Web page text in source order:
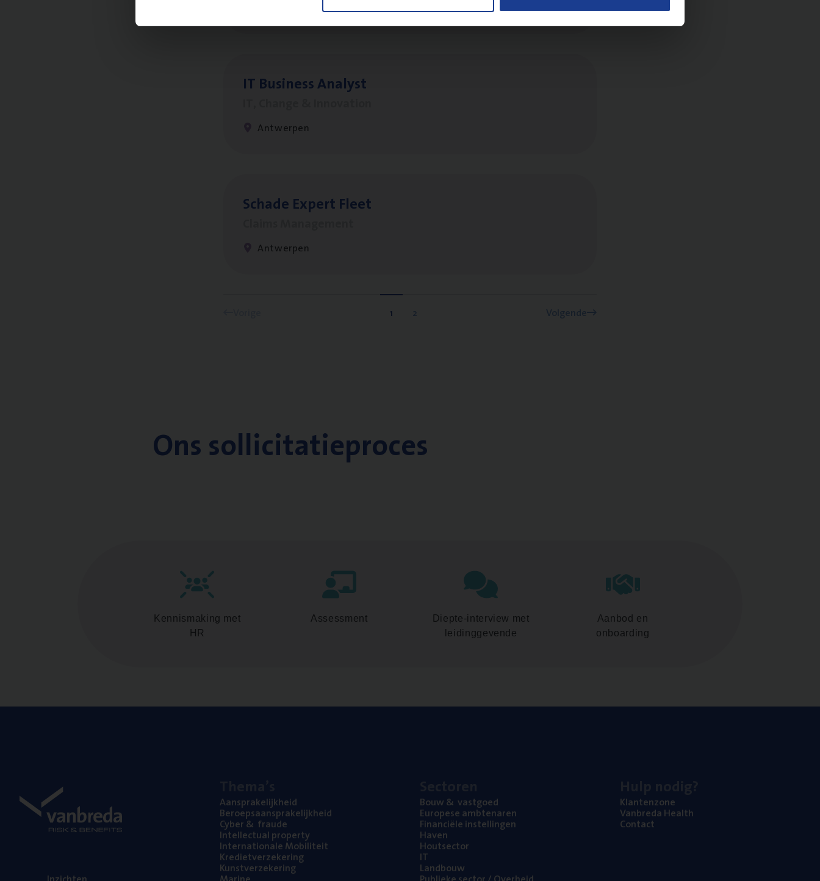
IT Busi­ness Analyst
Antwerpen
Scha­de Expert Fleet
Antwerpen
1 2 Volgende
Ons sollicitatieproces
Kennismaking met
HR
Assessment
Diepte-interview met
leidinggevende
Aanbod en
onboarding
Aan­spra­ke­lijk­heid
Beroeps­aan­spra­ke­lijk­heid
Cyber& fraude
Intel­lec­tu­al property
Inter­na­ti­o­na­le Mobiliteit
Kre­diet­ver­ze­ke­ring
Kunst­ver­ze­ke­ring
Bouw& vastgoed
Euro­pe­se ambtenaren
Finan­ci­ë­le instellingen
Haven
Hout­sec­tor
IT
Land­bouw
Klan­ten­zo­ne
Van­b­re­da Health
Con­tact